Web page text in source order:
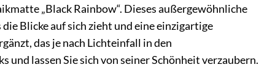
„Black Rainbow“. Dieses außergewöhnliche
Blicke auf sich zieht und eine einzigartige
das je nach Lichteinfall in den
lassen Sie sich von seiner Schönheit verzaubern.